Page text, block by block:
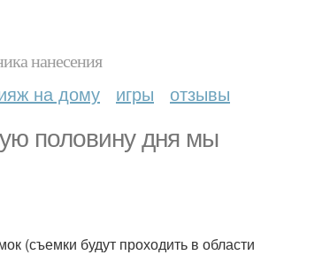
нанесения
на дому игры отзывы
половину дня мы
(съемки будут проходить в области